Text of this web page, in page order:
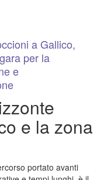
a Gallico,
per la
e
e la zona
portato avanti